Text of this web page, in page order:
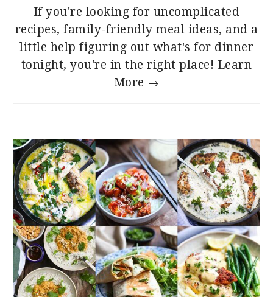
If you're looking for uncomplicated
recipes, family-friendly meal ideas, and a
little help figuring out what's for dinner
tonight, you're in the right place! Learn
More →